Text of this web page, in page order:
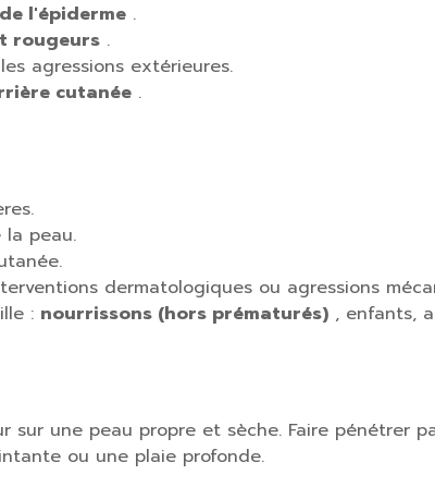
l'épiderme .
rougeurs .
agressions extérieures.
cutanée .
la peau.
dermatologiques ou agressions
: nourrissons (hors prématurés) , enfants,
sur une peau propre et sèche. Faire pénétrer
ou une plaie profonde.